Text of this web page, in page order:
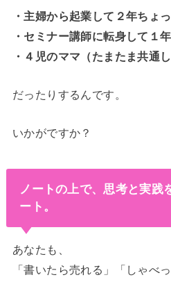
・主婦から起業して２年ちょ
・セミナー講師に転身して１
・４児のママ（たまたま共通
だったりするんです。
いかがですか？
ノートの上で、思考と実践
ート。
あなたも、
「書いたら売れる」「しゃべ